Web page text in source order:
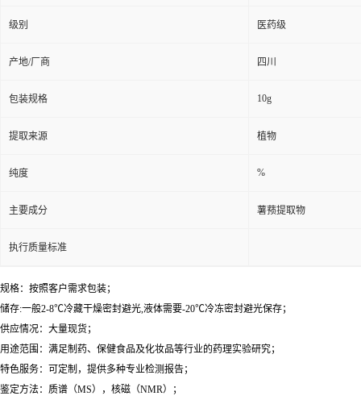
级别 医药级
产地/厂商 四川
包装规格 10g
提取来源 植物
纯度 %
主要成分 薯蓣提取物
执行质量标准
规格：按照客户需求包装；
储存:一般2-8℃冷藏干燥密封避光,液体需要-20℃冷冻密封避光保存；
供应情况：大量现货；
用途范围：满足制药、保健食品及化妆品等行业的药理实验研究；
特色服务：可定制，提供多种专业检测报告；
鉴定方法：质谱（MS），核磁（NMR）；